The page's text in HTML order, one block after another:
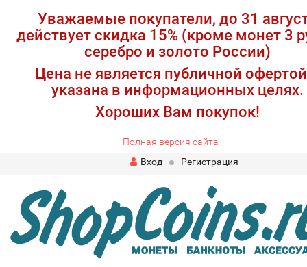
Уважаемые покупатели, до 31
действует скидка 15% (кроме монет 3
серебро и золото России)
Цена не является публичной
указана в информационных целях.
Хороших Вам покупок!
Полная версия сайта
Вход
Регистрация